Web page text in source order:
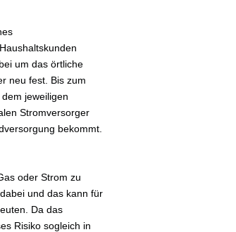
um das örtliche
neu fest. Bis zum
jeweiligen
Stromversorger
bekommt.
oder Strom zu
und das kann für
Da das
Risiko sogleich in